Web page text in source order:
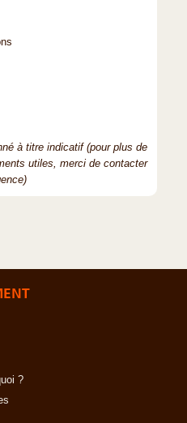
à titre indicatif (pour plus de
utiles, merci de contacter
?